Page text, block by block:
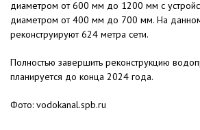
диаметром от 600 мм до 1200 мм с
диаметром от 400 мм до 700 мм. На данном
реконструируют 624 метра сети.
Полностью завершить реконструкцию
планируется до конца 2024 года.
Фото: vodokanal.spb.ru